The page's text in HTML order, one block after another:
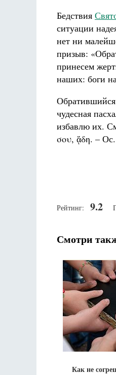
Бедствия
ситуации
нет ни
призыв:
принесем
наших: боги
Обратившийся
чудесная
избавлю их.
σου, ᾅδη. –
Рейтинг: 9.2
Смотри
Как не